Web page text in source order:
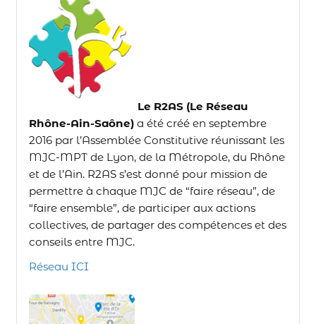
Le R2AS (Le Réseau
Rhône-Ain-Saône)a été créé en septembre
2016 par l’Assemblée Constitutive réunissant les
MJC-MPT de Lyon, de la Métropole, du Rhône
et de l’Ain. R2AS s’est donné pour mission de
permettre à chaque MJC de “faire réseau”, de
“faire ensemble”, de participer aux actions
collectives, de partager des compétences et des
conseils entre MJC.
Réseau ICI